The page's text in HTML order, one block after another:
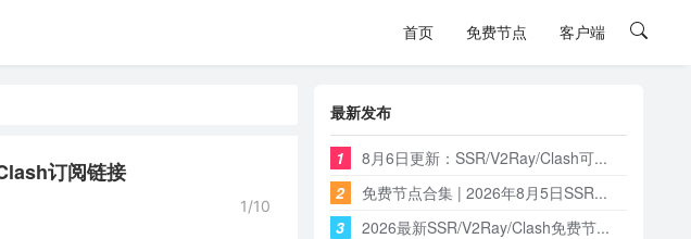
首页 免费节点 客户端
订阅链接
1/10
最新发布
1
8月6日更新：SSR/V2Ray/Clash可...
2
免费节点合集 | 2026年8月5日SSR...
3
2026最新SSR/V2Ray/Clash免费节...